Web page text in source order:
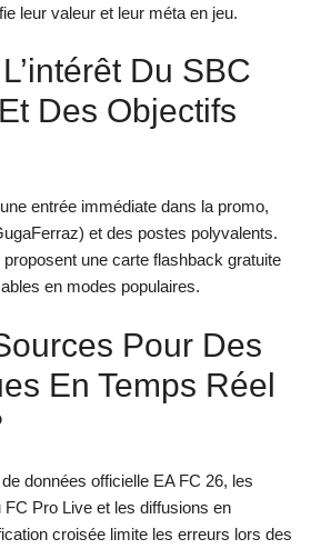
leur valeur et leur méta en jeu.
Du SBC
Des Objectifs
entrée immédiate dans la promo,
et des postes polyvalents.
une carte flashback gratuite
en modes populaires.
Pour Des
En Temps Réel
données officielle EA FC 26, les
Pro Live et les diffusions en
croisée limite les erreurs lors des